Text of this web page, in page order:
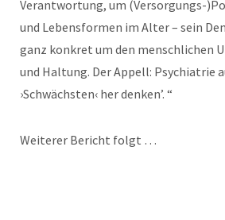
Verantwortung, um (Versorgungs-
und Lebensformen im Alter – sein
ganz konkret um den menschlichen
und Haltung. Der Appell: Psychiatrie
›Schwächsten‹ her denken’. “
Weiterer Bericht folgt …